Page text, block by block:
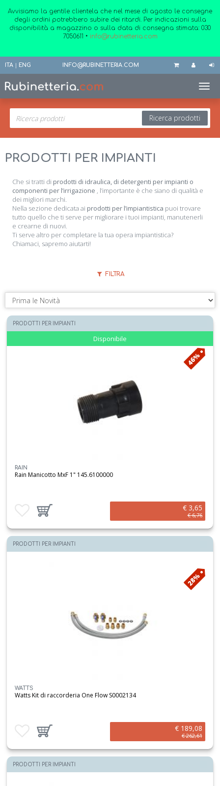
Avvisiamo la gentile clientela che nel mese di agosto le consegne
degli ordini potrebbero subire dei ritardi. Per indicazioni sulla
disponibilità a magazzino o sulla data di consegna stimata: 030
7050611 • info@rubinetteria.com
ITA | ENG INFO@RUBINETTERIA.COM
Ricerca prodotti
PRODOTTI PER IMPIANTI
Che si tratti di prodotti di idraulica, di detergenti per impianti o
componenti per l’irrigazione , l’importante è che siano di qualità e
dei migliori marchi.
Nella sezione dedicata ai prodotti per l’impiantistica puoi trovare
tutto quello che ti serve per migliorare i tuoi impianti, manutenerli
e crearne di nuovi.
Ti serve altro per completare la tua opera impiantistica?
Chiamaci, sapremo aiutarti!
FILTRA
PRODOTTI PER IMPIANTI
Disponibile
46%
RAIN
Rain Manicotto MxF 1" 145.6100000
Aggiungi ai preferitiAggiungi prodotto al carrello € 3,65
€ 6,76
PRODOTTI PER IMPIANTI
28%
WATTS
Watts Kit di raccorderia One Flow S0002134
Aggiungi ai preferitiAggiungi prodotto al carrello € 189,08
€ 262,61
PRODOTTI PER IMPIANTI